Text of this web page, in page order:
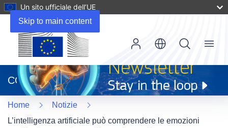
Skip to main content
Un sito ufficiale dell’UE
apre
in
una
nuova
finestra)
CORDIS
Menu
Home
Notizie
L’intelligenza artificiale può comprendere le emozioni